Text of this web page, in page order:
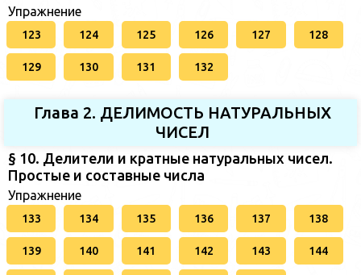
Упражнение
123 124 125 126 127 128
129 130 131 132
Глава 2. ДЕЛИМОСТЬ НАТУРАЛЬНЫХ
ЧИСЕЛ
§ 10. Делители и кратные натуральных чисел.
Простые и составные числа
Упражнение
133 134 135 136 137 138
139 140 141 142 143 144